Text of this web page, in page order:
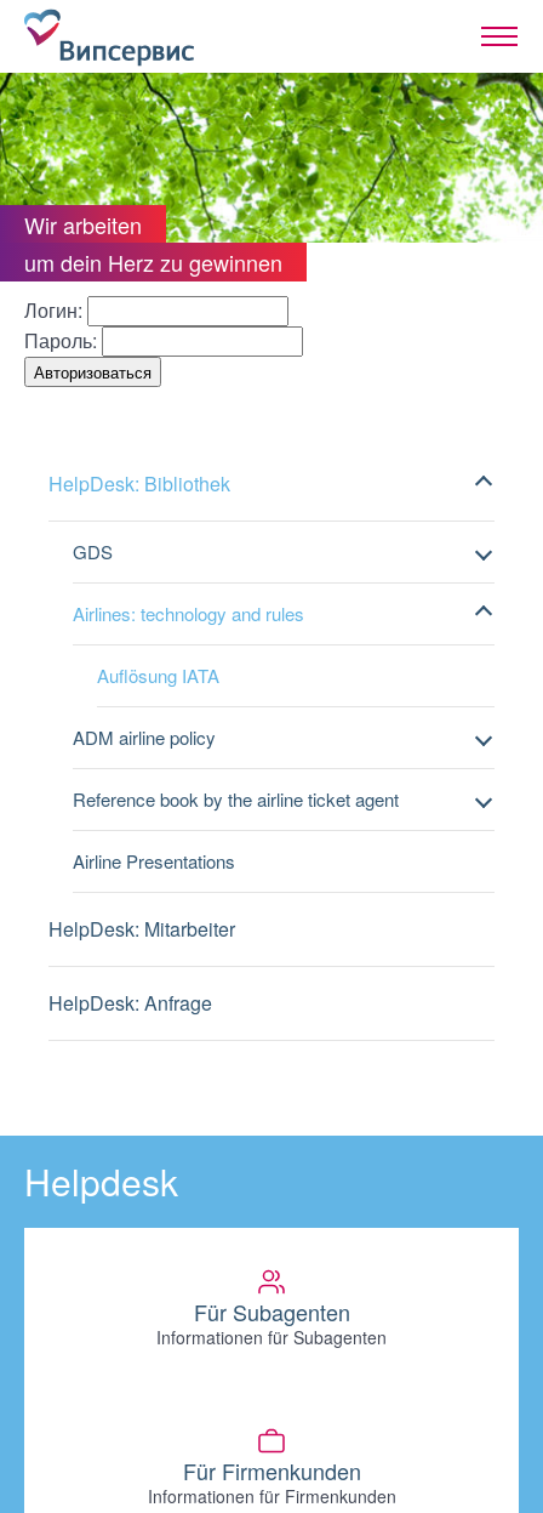
Wir arbeiten
um dein Herz zu gewinnen
Логин:
Пароль:
HelpDesk: Bibliothek
GDS
Airlines: technology and rules
Auflösung IATA
ADM airline policy
Reference book by the airline ticket agent
Airline Presentations
HelpDesk: Mitarbeiter
HelpDesk: Anfrage
Helpdesk
Für Subagenten
Informationen für Subagenten
Für Firmenkunden
Informationen für Firmenkunden